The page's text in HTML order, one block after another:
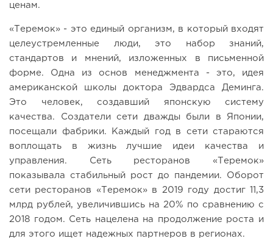
ценам.
«Теремок» - это единый организм, в который входят
целеустремленные люди, это набор знаний,
стандартов и мнений, изложенных в письменной
форме. Одна из основ менеджмента - это, идея
американской школы доктора Эдвардса Деминга.
Это человек, создавший японскую систему
качества. Создатели сети дважды были в Японии,
посещали фабрики. Каждый год в сети стараются
воплощать в жизнь лучшие идеи качества и
управления. Сеть ресторанов «Теремок»
показывала стабильный рост до пандемии. Оборот
сети ресторанов «Теремок» в 2019 году достиг 11,3
млрд рублей, увеличившись на 20% по сравнению с
2018 годом. Сеть нацелена на продолжение роста и
для этого ищет надежных партнеров в регионах.